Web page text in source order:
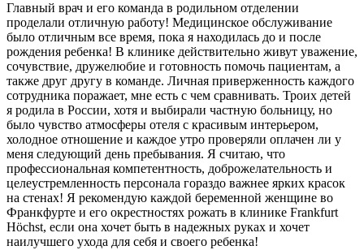
Главный врач и его команда в родильном отделении
проделали отличную работу! Медицинское обслуживание
было отличным все время, пока я находилась до и после
рождения ребенка! В клинике действительно живут уважение,
сочувствие, дружелюбие и готовность помочь пациентам, а
также друг другу в команде. Личная приверженность каждого
сотрудника поражает, мне есть с чем сравнивать. Троих детей
я родила в России, хотя и выбирали частную больницу, но
было чувство атмосферы отеля с красивым интерьером,
холодное отношение и каждое утро проверяли оплачен ли у
меня следующий день пребывания. Я считаю, что
профессиональная компетентность, доброжелательность и
целеустремленность персонала гораздо важнее ярких красок
на стенах! Я рекомендую каждой беременной женщине во
Франкфурте и его окрестностях рожать в клинике Frankfurt
Höchst, если она хочет быть в надежных руках и хочет
наилучшего ухода для себя и своего ребенка!